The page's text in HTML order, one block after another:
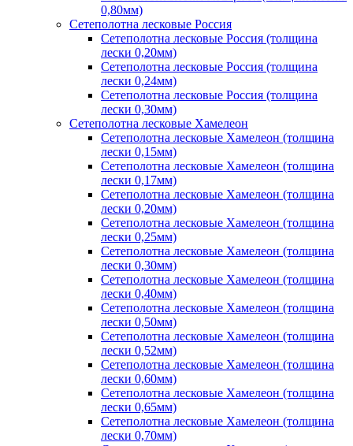
0,80мм)
Сетеполотна лесковые Россия
Сетеполотна лесковые Россия (толщина
лески 0,20мм)
Сетеполотна лесковые Россия (толщина
лески 0,24мм)
Сетеполотна лесковые Россия (толщина
лески 0,30мм)
Сетеполотна лесковые Хамелеон
Сетеполотна лесковые Хамелеон (толщина
лески 0,15мм)
Сетеполотна лесковые Хамелеон (толщина
лески 0,17мм)
Сетеполотна лесковые Хамелеон (толщина
лески 0,20мм)
Сетеполотна лесковые Хамелеон (толщина
лески 0,25мм)
Сетеполотна лесковые Хамелеон (толщина
лески 0,30мм)
Сетеполотна лесковые Хамелеон (толщина
лески 0,40мм)
Сетеполотна лесковые Хамелеон (толщина
лески 0,50мм)
Сетеполотна лесковые Хамелеон (толщина
лески 0,52мм)
Сетеполотна лесковые Хамелеон (толщина
лески 0,60мм)
Сетеполотна лесковые Хамелеон (толщина
лески 0,65мм)
Сетеполотна лесковые Хамелеон (толщина
лески 0,70мм)